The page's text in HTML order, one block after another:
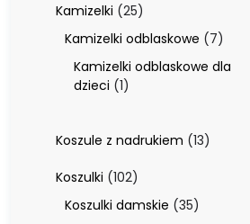
Kamizelki 2525
produktów
Kamizelki odblaskowe 77
Kamizelki odblaskowe dla
dzieci 11
Koszule z nadrukiem 1313
Koszulki 102102
produkty
Koszulki damskie 3535